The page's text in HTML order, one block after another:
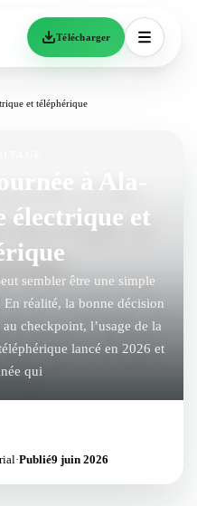
Télécharger
et téléphérique
à Ala-
électrique et
sembler être une simple
réalité, la bonne décision
checkpoint, l’usage de la
lancé en 2026 et
qui
·Publié9 juin 2026